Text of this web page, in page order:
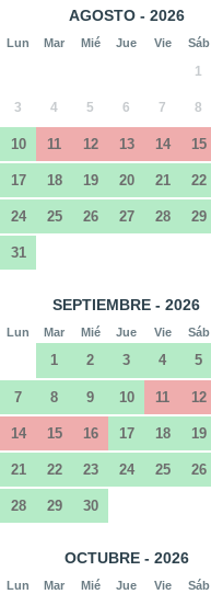
AGOSTO - 2026
Lun Mar Mié Jue Vie Sáb
1
3 4 5 6 7 8
10 11 12 13 14 15
17 18 19 20 21 22
24 25 26 27 28 29
31
SEPTIEMBRE - 2026
Lun Mar Mié Jue Vie Sáb
1 2 3 4 5
7 8 9 10 11 12
14 15 16 17 18 19
21 22 23 24 25 26
28 29 30
OCTUBRE - 2026
Lun Mar Mié Jue Vie Sáb